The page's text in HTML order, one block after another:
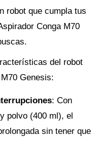
robot que cumpla tus
Conga M70
del robot
Genesis:
: Con
polvo (400 ml), el
sin tener que